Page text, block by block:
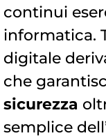
continui
informatica.
digitale
che
sicurezza
semplice